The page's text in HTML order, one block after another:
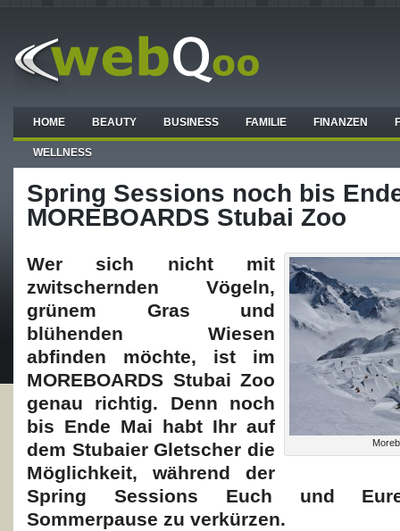
HOME BEAUTY BUSINESS FAMILIE FINANZEN
WELLNESS
Spring Sessions noch bis
MOREBOARDS Stubai Zoo
Wer sich nicht mit
zwitschernden Vögeln,
grünem Gras und
blühenden Wiesen
abfinden möchte, ist im
MOREBOARDS Stubai Zoo
genau richtig. Denn noch
bis Ende Mai habt Ihr auf
dem Stubaier Gletscher die
Möglichkeit, während der
Spring Sessions Euch und
Sommerpause zu verkürzen.